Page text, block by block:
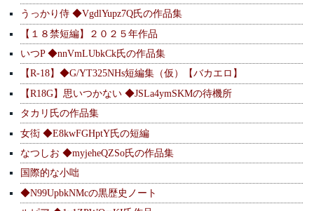
うっかり侍 ◆VgdlYupz7Q氏の作品集
【１８禁短編】２０２５年作品
いつP ◆nnVmLUbkCk氏の作品集
【R-18】◆G/YT325NHs短編集（仮）【バカエロ】
【R18G】思いつかない ◆JSLa4ymSKMの待機所
タカリ氏の作品集
女衒 ◆E8kwFGHptY氏の短編
なつしお ◆myjeheQZSo氏の作品集
国際的な小咄
◆N99UpbkNMcの黒歴史ノート